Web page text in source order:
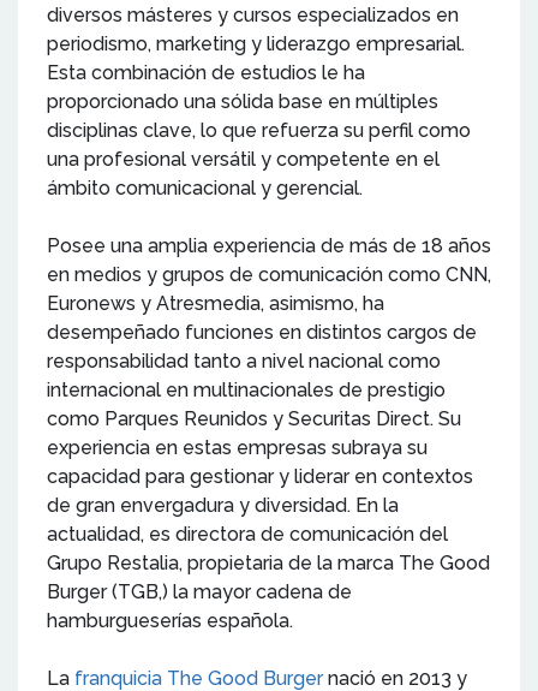
diversos másteres y cursos especializados en
periodismo, marketing y liderazgo empresarial.
Esta combinación de estudios le ha
proporcionado una sólida base en múltiples
disciplinas clave, lo que refuerza su perfil como
una profesional versátil y competente en el
ámbito comunicacional y gerencial.
Posee una amplia experiencia de más de 18 años
en medios y grupos de comunicación como CNN,
Euronews y Atresmedia, asimismo, ha
desempeñado funciones en distintos cargos de
responsabilidad tanto a nivel nacional como
internacional en multinacionales de prestigio
como Parques Reunidos y Securitas Direct. Su
experiencia en estas empresas subraya su
capacidad para gestionar y liderar en contextos
de gran envergadura y diversidad. En la
actualidad, es directora de comunicación del
Grupo Restalia, propietaria de la marca The Good
Burger (TGB,) la mayor cadena de
hamburgueserías española.
La franquicia The Good Burgernació en 2013 y